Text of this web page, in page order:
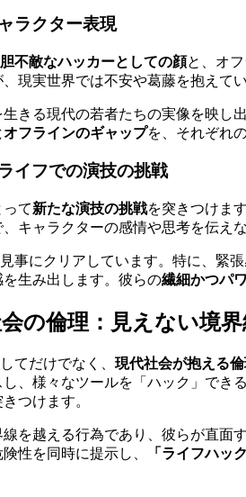
ラクター表現
不敵なハッカーとしての顔と、オ
現実世界では不安や葛藤を抱えて
きる現代の若者たちの実像を映し
フラインのギャップを、それぞれ
イフでの演技の挑戦
て新たな演技の挑戦を突きつけま
キャラクターの感情や思考を伝え
事にクリアしています。特に、緊
生み出します。彼らの繊細かつパ
の倫理：見えない境
てだけでなく、 現代社会が抱える
、様々なツールを「ハック」でき
つけます。
を越える行為であり、彼らが直面
性を同時に提示し、
「ライフハッ